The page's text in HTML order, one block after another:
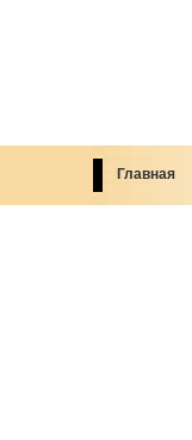
Главная